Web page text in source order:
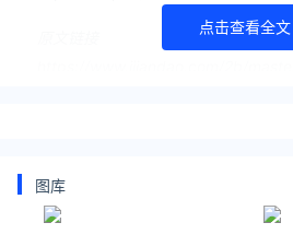
点击查看全文
图库